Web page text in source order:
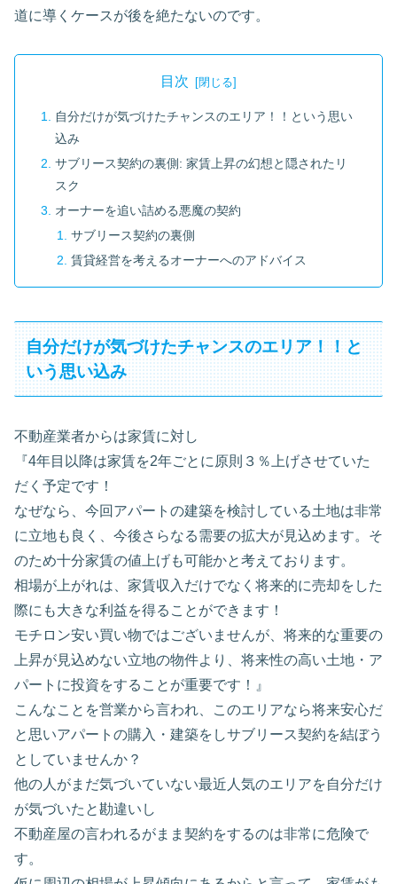
道に導くケースが後を絶たないのです。
目次
自分だけが気づけたチャンスのエリア！！という思い
込み
サブリース契約の裏側: 家賃上昇の幻想と隠されたリ
スク
オーナーを追い詰める悪魔の契約
サブリース契約の裏側
賃貸経営を考えるオーナーへのアドバイス
自分だけが気づけたチャンスのエリア！！と
いう思い込み
不動産業者からは家賃に対し
『4年目以降は家賃を2年ごとに原則３％上げさせていた
だく予定です！
なぜなら、今回アパートの建築を検討している土地は非常
に立地も良く、今後さらなる需要の拡大が見込めます。そ
のため十分家賃の値上げも可能かと考えております。
相場が上がれは、家賃収入だけでなく将来的に売却をした
際にも大きな利益を得ることができます！
モチロン安い買い物ではございませんが、将来的な重要の
上昇が見込めない立地の物件より、将来性の高い土地・ア
パートに投資をすることが重要です！』
こんなことを営業から言われ、このエリアなら将来安心だ
と思いアパートの購入・建築をしサブリース契約を結ぼう
としていませんか？
他の人がまだ気づいていない最近人気のエリアを自分だけ
が気づいたと勘違いし
不動産屋の言われるがまま契約をするのは非常に危険で
す。